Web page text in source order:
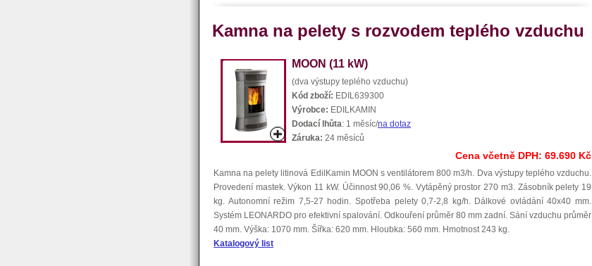
Kamna na pelety s rozvodem teplého vzduchu
MOON (11 kW)
(dva výstupy teplého vzduchu)
Kód zboží: EDIL639300
Výrobce: EDILKAMIN
Dodací lhůta: 1 měsíc/na dotaz
Záruka: 24 měsíců
Cena včetně DPH: 69.690 Kč
Kamna na pelety litinová EdilKamin MOON s ventilátorem 800 m3/h. Dva výstupy teplého vzduchu.
Provedení mastek. Výkon 11 kW. Účinnost 90,06 %. Vytápěný prostor 270 m3. Zásobník pelety 19
kg. Autonomní režim 7,5-27 hodin. Spotřeba pelety 0,7-2,8 kg/h. Dálkové ovládání 40x40 mm.
Systém LEONARDO pro efektivní spalování. Odkouření průměr 80 mm zadní. Sání vzduchu průměr
40 mm. Výška: 1070 mm. Šířka: 620 mm. Hloubka: 560 mm. Hmotnost 243 kg.
Katalogový list